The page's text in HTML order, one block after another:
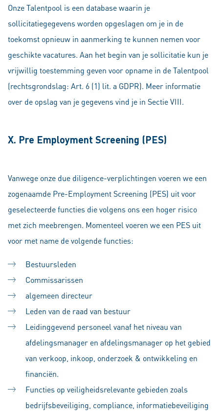
Onze Talentpool is een database waarin je
sollicitatiegegevens worden opgeslagen om je in de
toekomst opnieuw in aanmerking te kunnen nemen voor
geschikte vacatures. Aan het begin van je sollicitatie kun je
vrijwillig toestemming geven voor opname in de Talentpool
(rechtsgrondslag: Art. 6 (1) lit. a GDPR). Meer informatie
over de opslag van je gegevens vind je in Sectie VIII.
X. Pre Employment Screening (PES)
Vanwege onze due diligence-verplichtingen voeren we een
zogenaamde Pre-Employment Screening (PES) uit voor
geselecteerde functies die volgens ons een hoger risico
met zich meebrengen. Momenteel voeren we een PES uit
voor met name de volgende functies:
Bestuursleden
Commissarissen
algemeen directeur
Leden van de raad van bestuur
Leidinggevend personeel vanaf het niveau van
afdelingsmanager en afdelingsmanager op het gebied
van verkoop, inkoop, onderzoek & ontwikkeling en
financiën.
Functies op veiligheidsrelevante gebieden zoals
bedrijfsbeveiliging, compliance, informatiebeveiliging